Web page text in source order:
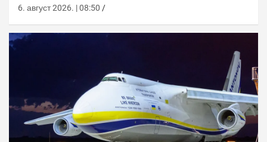
6. август 2026. | 08:50